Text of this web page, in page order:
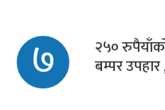
७ २५०
बम्पर